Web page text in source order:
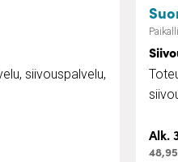
siivouspalvelu,
Alk.